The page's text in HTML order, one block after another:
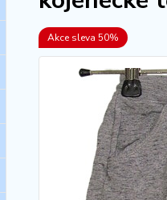
Akce sleva 50%